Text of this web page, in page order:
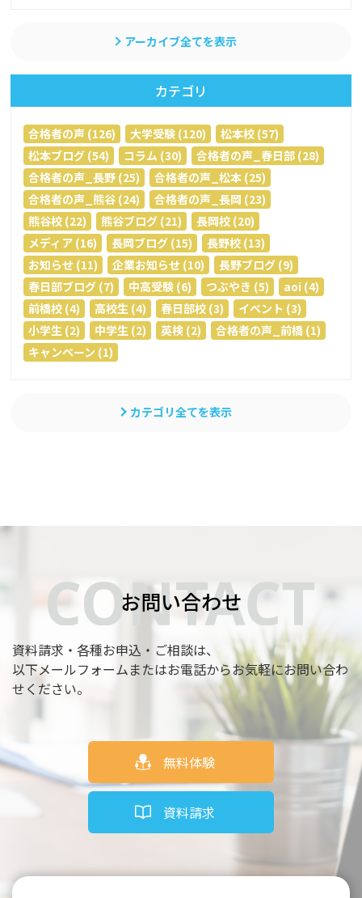
アーカイブ全てを表示
カテゴリ
合格者の声 (126) 大学受験 (120)
松本校 (57)
松本ブログ (54)
コラム (30)
合格者の声_春日部 (28)
合格者の声_長野 (25)
合格者の声_松本 (25)
合格者の声_熊谷 (24)
合格者の声_長岡 (23)
熊谷校 (22)
熊谷ブログ (21)
長岡校 (20)
メディア (16)
長岡ブログ (15)
長野校 (13)
お知らせ (11)
企業お知らせ (10)
長野ブログ (9)
春日部ブログ (7)
中高受験 (6) つぶやき (5)
aoi (4)
前橋校 (4)
高校生 (4) 春日部校 (3)
イベント (3)
小学生 (2)
中学生 (2) 英検 (2)
合格者の声_前橋 (1)
キャンペーン (1)
カテゴリ全てを表示
お問い合わせ
資料請求・各種お申込・ご相談は、
以下メールフォームまたはお電話からお気軽にお問い合わ
せください。
無料体験
資料請求